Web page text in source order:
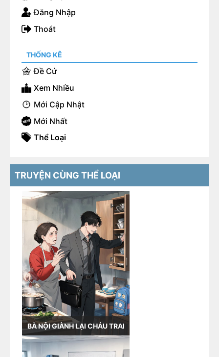
Đăng Nhập
Thoát
THỐNG KÊ
Đề Cử
Xem Nhiều
Mới Cập Nhật
Mới Nhất
Thể Loại
TRUYỆN CÙNG THỂ LOẠI
BÀ NỘI GIÀNH LẠI CHÁU TRAI